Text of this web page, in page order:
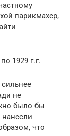
парикмахер,
1929 г.г.
не
было бы
что